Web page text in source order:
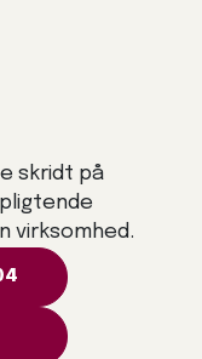
skridt på
virksomhed.